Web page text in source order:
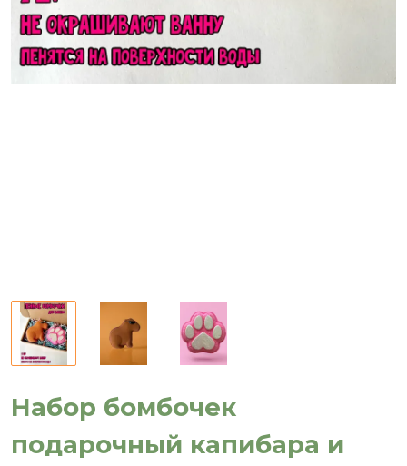
Набор бомбочек
подарочный капибара и